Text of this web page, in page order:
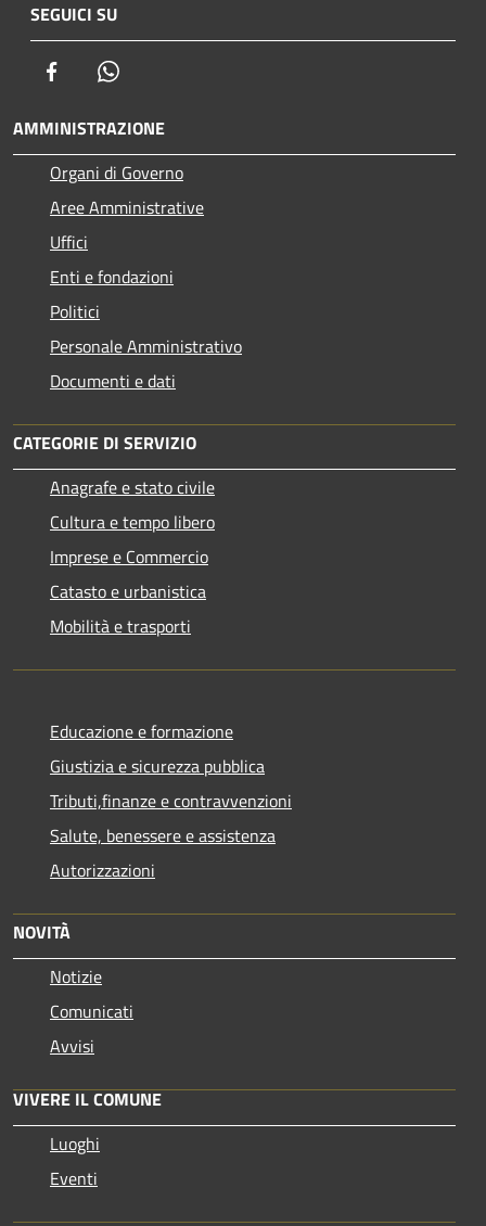
SEGUICI SU
Facebook
AMMINISTRAZIONE
Organi di Governo
Aree Amministrative
Uffici
Enti e fondazioni
Politici
Personale Amministrativo
Documenti e dati
CATEGORIE DI SERVIZIO
Anagrafe e stato civile
Cultura e tempo libero
Imprese e Commercio
Catasto e urbanistica
Mobilità e trasporti
Educazione e formazione
Giustizia e sicurezza pubblica
Tributi,finanze e contravvenzioni
Salute, benessere e assistenza
Autorizzazioni
NOVITÀ
Notizie
Comunicati
Avvisi
VIVERE IL COMUNE
Luoghi
Eventi